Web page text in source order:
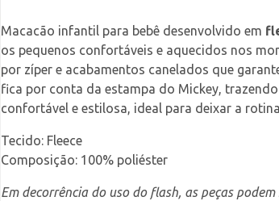
Macacão infantil para bebê desenvolvido em
os pequenos confortáveis e aquecidos nos
por zíper e acabamentos canelados que
fica por conta da estampa do Mickey,
confortável e estilosa, ideal para deixar a
Tecido: Fleece
Composição: 100% poliéster
Em decorrência do uso do flash, as peças